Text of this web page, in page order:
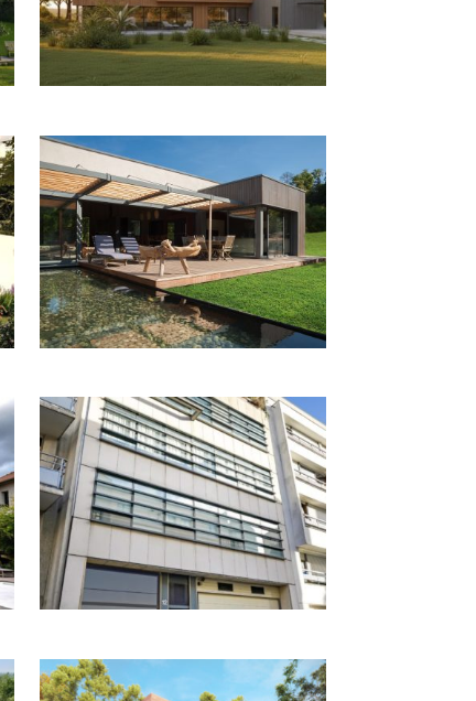
EN SEINE
IMMEUBLE MIXTE À PARIS, XVIIIE